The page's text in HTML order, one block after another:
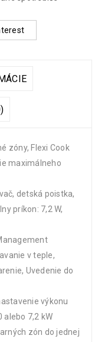
zóny, Flexi Cook
maximálneho
detská poistka,
príkon: 7,2 W,
v teple,
Uvedenie do
výkonu
alebo 7,2 kW
zón do jednej